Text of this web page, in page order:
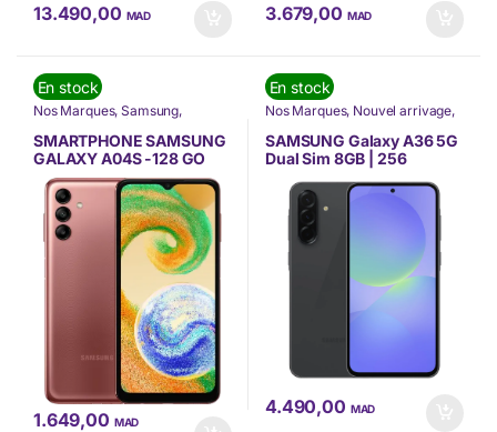
13.490,00 MAD 3.679,00 MAD
En stock
Nos Marques,Samsung,
Téléphone
Téléphonie &
Tablette
SMARTPHONE SAMSUNG
GALAXY A04S -128 GO
(SM-A047FZCHMWD)
1.649,00 MAD
En stock
Nos Marques, Nouvel arrivage,
Samsung,
Téléphone,TÉLÉPHONIE,
Téléphonie & Tablette
SAMSUNG Galaxy A36 5G
Dual Sim 8GB | 256
4.490,00 MAD